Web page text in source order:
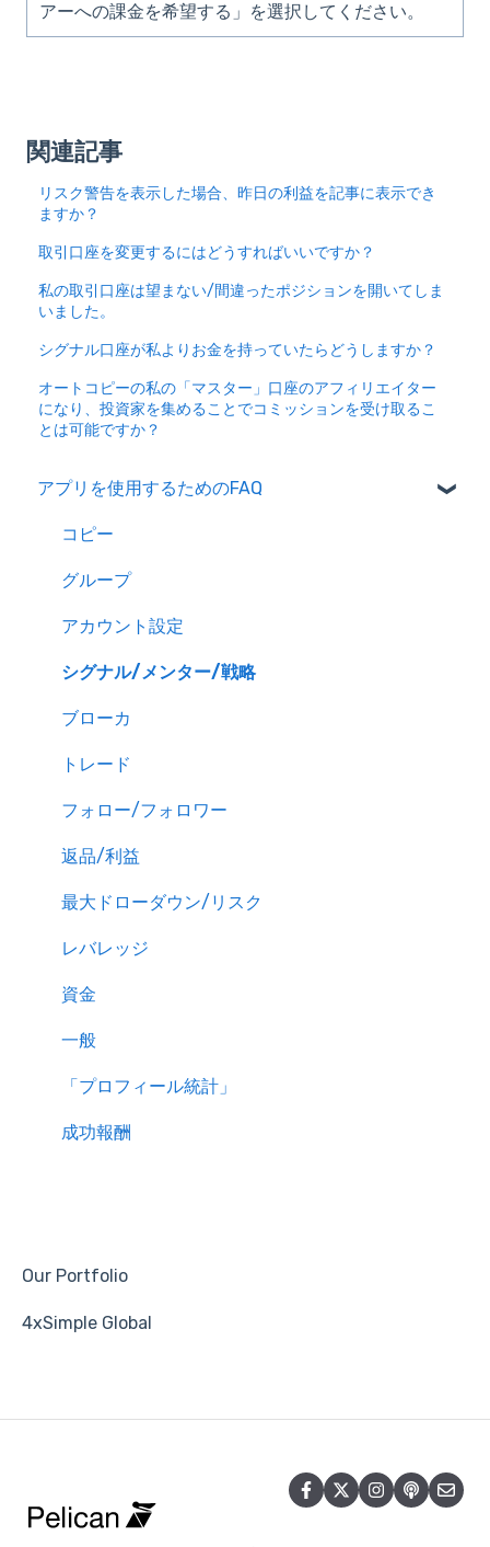
アーへの課金を希望する」を選択してください。
関連記事
リスク警告を表示した場合、昨日の利益を記事に表示でき
ますか？
取引口座を変更するにはどうすればいいですか？
私の取引口座は望まない/間違ったポジションを開いてしま
いました。
シグナル口座が私よりお金を持っていたらどうしますか？
オートコピーの私の「マスター」口座のアフィリエイター
になり、投資家を集めることでコミッションを受け取るこ
とは可能ですか？
アプリを使用するためのFAQ
コピー
グループ
アカウント設定
シグナル/メンター/戦略
ブローカ
トレード
フォロー/フォロワー
返品/利益
最大ドローダウン/リスク
レバレッジ
資金
一般
「プロフィール統計」
成功報酬
Our Portfolio
4xSimple Global